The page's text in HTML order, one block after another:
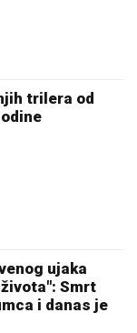
trilera od
ujaka
Smrt
i danas je